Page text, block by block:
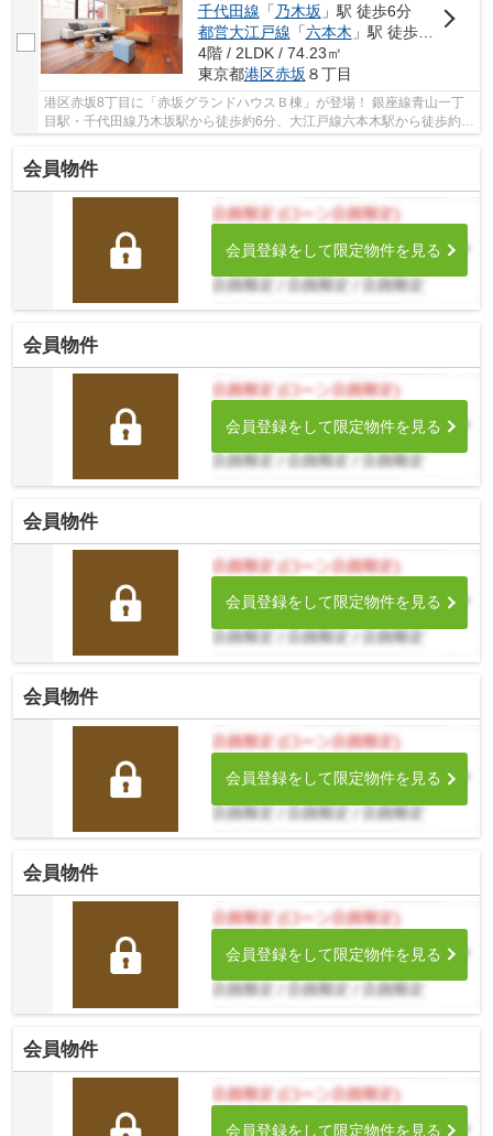
千代田線 「 乃木坂 」駅 徒歩6分
都営大江戸線 「六本木 」駅 徒歩13分
4階 / 2LDK / 74.23㎡
東京都港区赤坂 ８丁目
港区赤坂8丁目に「赤坂グランドハウスＢ棟」が登場！ 銀座線青山一丁
目駅・千代田線乃木坂駅から徒歩約6分、大江戸線六本木駅から徒歩約
会員物件
会員登録をして限定物件を見る
会員物件
会員登録をして限定物件を見る
会員物件
会員登録をして限定物件を見る
会員物件
会員登録をして限定物件を見る
会員物件
会員登録をして限定物件を見る
会員物件
会員登録をして限定物件を見る